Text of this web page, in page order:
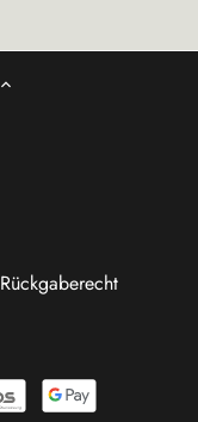
Rückgaberecht